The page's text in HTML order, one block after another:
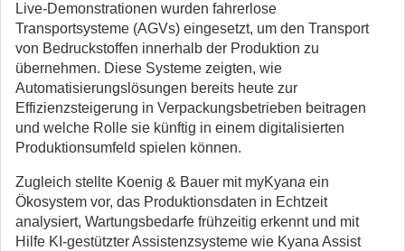
Live-Demonstrationen wurden fahrerlose
Transportsysteme (AGVs) eingesetzt, um den Transport
von Bedruckstoffen innerhalb der Produktion zu
übernehmen. Diese Systeme zeigten, wie
Automatisierungslösungen bereits heute zur
Effizienzsteigerung in Verpackungsbetrieben beitragen
und welche Rolle sie künftig in einem digitalisierten
Produktionsumfeld spielen können.
Zugleich stellte Koenig & Bauer mit myKyana ein
Ökosystem vor, das Produktionsdaten in Echtzeit
analysiert, Wartungsbedarfe frühzeitig erkennt und mit
Hilfe KI-gestützter Assistenzsysteme wie Kyana Assist